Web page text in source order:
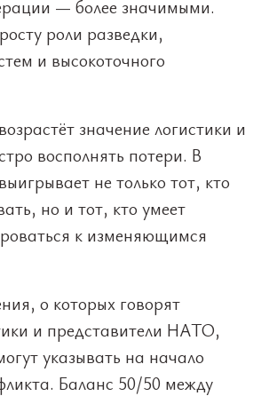
— более значимыми.
роли разведки,
и высокоточного
значение логистики и
восполнять потери. В
не только тот, кто
но и тот, кто умеет
к изменяющимся
о которых говорят
и представители НАТО,
указывать на начало
Баланс 50/50 между